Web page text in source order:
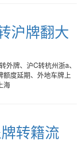
沪牌翻大
外牌、沪C转杭州浙a、
度延期、外地车牌上
海
转籍流